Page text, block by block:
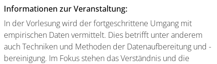
Informationen zur Veranstaltung:
In der Vorlesung wird der fortgeschrittene Umgang mit
empirischen Daten vermittelt. Dies betrifft unter anderem
auch Techniken und Methoden der Datenaufbereitung und -
bereinigung. Im Fokus stehen das Verständnis und die